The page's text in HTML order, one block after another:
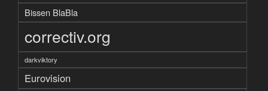
Bissen BlaBla
correctiv.org
darkviktory
Eurovision